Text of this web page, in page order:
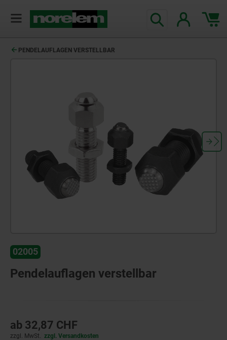
PENDELAUFLAGEN VERSTELLBAR
02005
Pendelauflagen verstellbar
ab 32,87 CHF
zzgl. MwSt. zzgl. Versandkosten